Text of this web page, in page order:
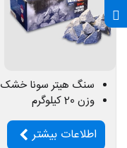
سنگ هیتر سونا خشک
وزن 20 کیلوگرم
اطلاعات بیشتر